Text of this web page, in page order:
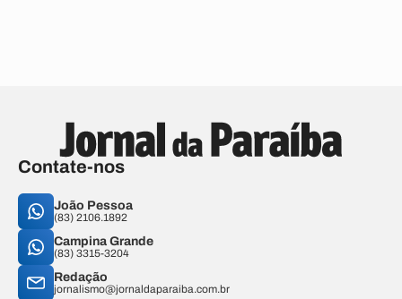
Contate-nos
João Pessoa
(83) 2106.1892
Campina Grande
(83) 3315-3204
Redação
jornalismo@jornaldaparaiba.com.br